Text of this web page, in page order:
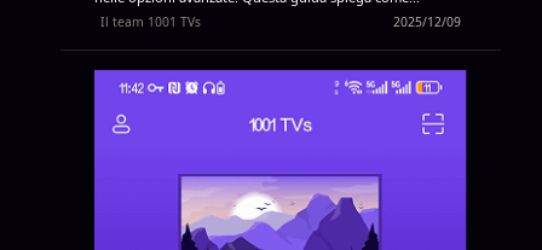
regolare i parametri di larghezza e altezza massima per
dettagliata. Fasi di impostazione dettagliate ❶ Accesso alle
impostazioni dello specchio Aprire l'app 1001 TVs e toccare
l'icona del profilo nell'angolo in alto a sinistra. Nella
pagina "Miniere", individuare e toccare Impostazioni
specchio. Nella pagina Impostazioni specchio, scorrere
Toccare l'interruttore a levetta sulla destra per attivarlo
(l'interruttore diventa viola quando è attivato). Una volta
abilitata, appariranno altre opzioni di configurazione.
Regola i parametri di risoluzione...
Il team 1001 TVs 2025/12/09